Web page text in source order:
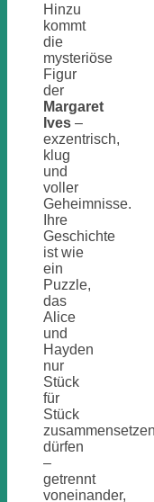
Hinzu
kommt
die
mysteriöse
Figur
der
Margaret
Ives –
exzentrisch,
klug
und
voller
Geheimnisse.
Ihre
Geschichte
ist wie
ein
Puzzle,
das
Alice
und
Hayden
nur
Stück
für
Stück
zusammensetzen
dürfen
–
getrennt
voneinander,